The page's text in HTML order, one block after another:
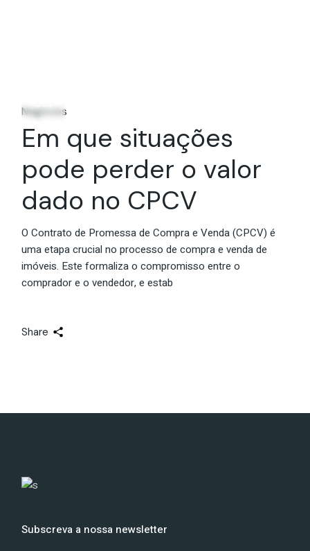
Negócios
Em que situações
pode perder o valor
dado no CPCV
O Contrato de Promessa de Compra e Venda (CPCV) é
uma etapa crucial no processo de compra e venda de
imóveis. Este formaliza o compromisso entre o
comprador e o vendedor, e estab
Share
Subscreva a nossa newsletter